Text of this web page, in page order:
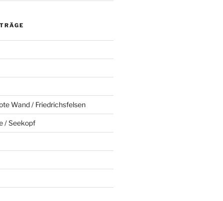
Wand / Friedrichsfelsen
/ Seekopf